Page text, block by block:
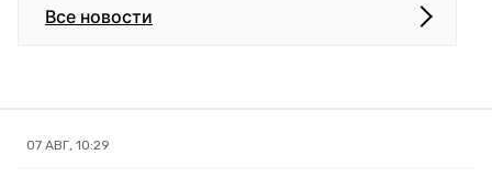
Все новости
07 АВГ, 10:29